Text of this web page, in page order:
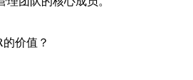
价值？